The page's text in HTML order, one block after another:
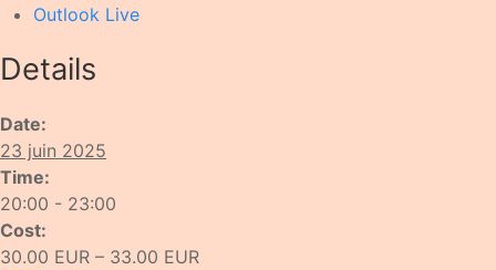
Outlook Live
Details
Date:
23 juin 2025
Time:
20:00 - 23:00
Cost:
30.00 EUR – 33.00 EUR